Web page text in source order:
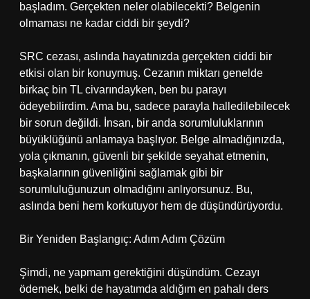
başladım. Gerçekten neler olabilecekti? Belgenin
olmaması ne kadar ciddi bir şeydi?
SRC cezası, aslında hayatınızda gerçekten ciddi bir
etkisi olan bir konuymuş. Cezanın miktarı genelde
birkaç bin TL civarındayken, ben bu parayı
ödeyebilirdim. Ama bu, sadece parayla halledilebilecek
bir sorun değildi. İnsan, bir anda sorumluluklarının
büyüklüğünü anlamaya başlıyor. Belge almadığınızda,
yola çıkmanın, güvenli bir şekilde seyahat etmenin,
başkalarının güvenliğini sağlamak gibi bir
sorumluluğunuzun olmadığını anlıyorsunuz. Bu,
aslında beni hem korkutuyor hem de düşündürüyordu.
Bir Yeniden Başlangıç: Adım Adım Çözüm
Şimdi, ne yapmam gerektiğini düşündüm. Cezayı
ödemek, belki de hayatımda aldığım en pahalı ders